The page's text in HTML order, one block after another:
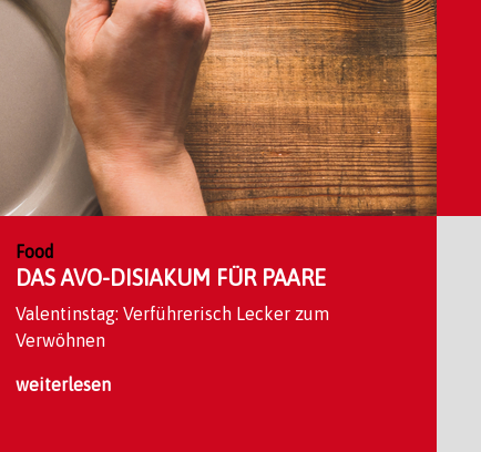
Food
DAS AVO-DISIAKUM FÜR PAARE
Valentinstag: Verführerisch Lecker zum
Verwöhnen
weiterlesen